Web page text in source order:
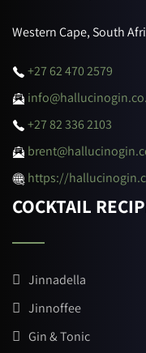
Western Cape, South
+27 62 470 2579
+27 82 336 2103
https://
COCKTAIL
Jinnadella
Jinnoffee
Gin & Tonic